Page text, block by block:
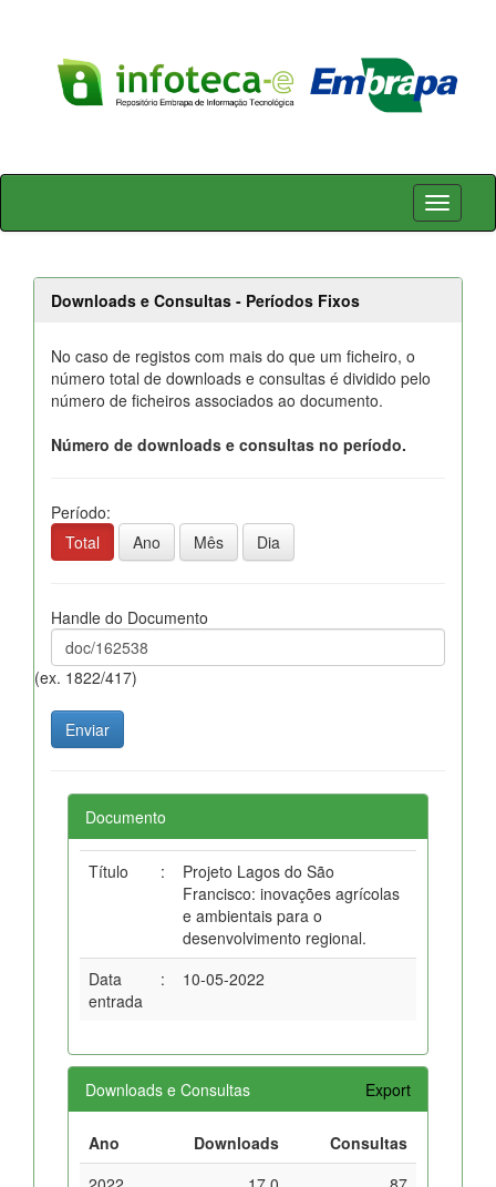
Skip
Downloads e Consultas - Períodos Fixos
No caso de registos com mais do que um ficheiro, o
número total de downloads e consultas é dividido pelo
número de ficheiros associados ao documento.
Número de downloads e consultas no período.
Período:
Total
Ano Mês Dia
Handle do Documento
(ex. 1822/417)
Documento
Título :
Projeto Lagos do São
Francisco: inovações agrícolas
e ambientais para o
desenvolvimento regional.
Data
entrada
: 10-05-2022
Downloads e Consultas Export
Ano Downloads
Consultas